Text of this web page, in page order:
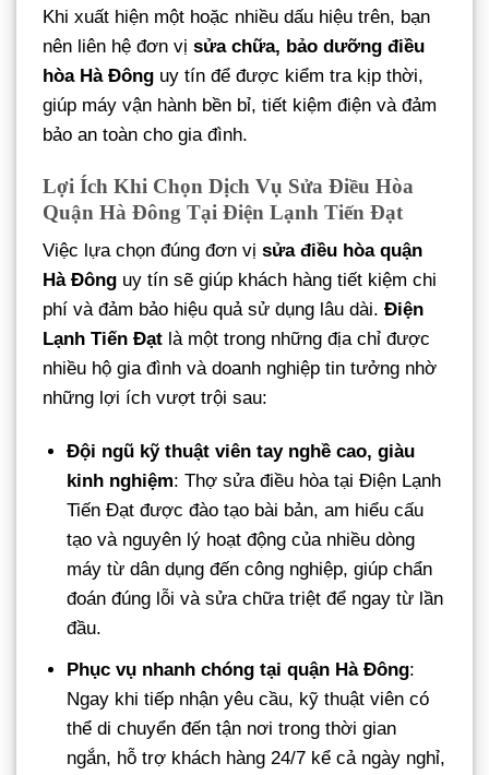
Khi xuất hiện một hoặc nhiều dấu hiệu trên, bạn
nên liên hệ đơn vị sửa chữa, bảo dưỡng điều
hòa Hà Đông uy tín để được kiểm tra kịp thời,
giúp máy vận hành bền bỉ, tiết kiệm điện và đảm
bảo an toàn cho gia đình.
Lợi Ích Khi Chọn Dịch Vụ Sửa Điều Hòa
Quận Hà Đông Tại Điện Lạnh Tiến Đạt
Việc lựa chọn đúng đơn vị sửa điều hòa quận
Hà Đông uy tín sẽ giúp khách hàng tiết kiệm chi
phí và đảm bảo hiệu quả sử dụng lâu dài. Điện
Lạnh Tiến Đạt là một trong những địa chỉ được
nhiều hộ gia đình và doanh nghiệp tin tưởng nhờ
những lợi ích vượt trội sau:
Đội ngũ kỹ thuật viên tay nghề cao, giàu
kinh nghiệm: Thợ sửa điều hòa tại Điện Lạnh
Tiến Đạt được đào tạo bài bản, am hiểu cấu
tạo và nguyên lý hoạt động của nhiều dòng
máy từ dân dụng đến công nghiệp, giúp chẩn
đoán đúng lỗi và sửa chữa triệt để ngay từ lần
đầu.
Phục vụ nhanh chóng tại quận Hà Đông:
Ngay khi tiếp nhận yêu cầu, kỹ thuật viên có
thể di chuyển đến tận nơi trong thời gian
ngắn, hỗ trợ khách hàng 24/7 kể cả ngày nghỉ,